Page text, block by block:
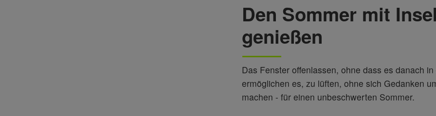
Den Sommer mit
genießen
Das Fenster offenlassen, ohne dass es danach
ermöglichen es, zu lüften, ohne sich Gedanken
machen - für einen unbeschwerten Sommer.